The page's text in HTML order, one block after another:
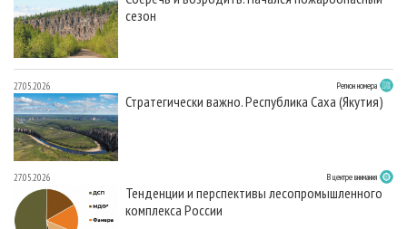
сезон
27.05.2026 Регион номера
Стратегически важно. Республика Саха (Якутия)
27.05.2026 В центре внимания
Тенденции и перспективы лесопромышленного
комплекса России